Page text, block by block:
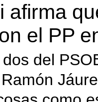
afirma
el PP
del